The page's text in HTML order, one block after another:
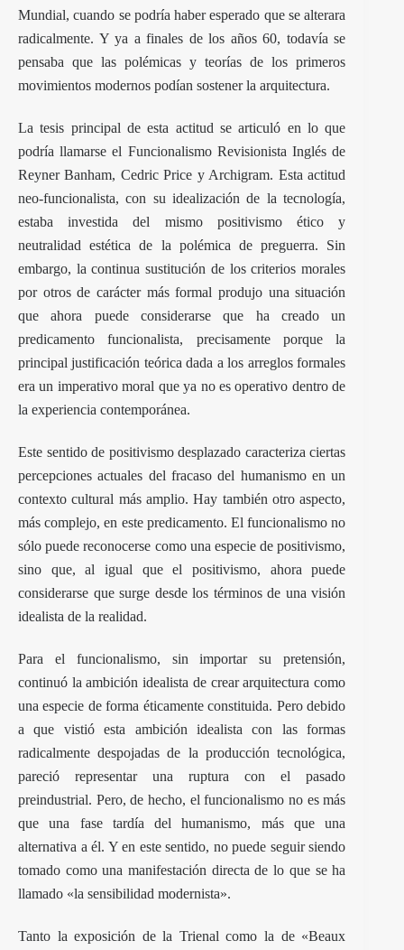
Mundial, cuando se podría haber esperado que se alterara
radicalmente. Y ya a finales de los años 60, todavía se
pensaba que las polémicas y teorías de los primeros
movimientos modernos podían sostener la arquitectura.
La tesis principal de esta actitud se articuló en lo que
podría llamarse el Funcionalismo Revisionista Inglés de
Reyner Banham, Cedric Price y Archigram. Esta actitud
neo-funcionalista, con su idealización de la tecnología,
estaba investida del mismo positivismo ético y
neutralidad estética de la polémica de preguerra. Sin
embargo, la continua sustitución de los criterios morales
por otros de carácter más formal produjo una situación
que ahora puede considerarse que ha creado un
predicamento funcionalista, precisamente porque la
principal justificación teórica dada a los arreglos formales
era un imperativo moral que ya no es operativo dentro de
la experiencia contemporánea.
Este sentido de positivismo desplazado caracteriza ciertas
percepciones actuales del fracaso del humanismo en un
contexto cultural más amplio. Hay también otro aspecto,
más complejo, en este predicamento. El funcionalismo no
sólo puede reconocerse como una especie de positivismo,
sino que, al igual que el positivismo, ahora puede
considerarse que surge desde los términos de una visión
idealista de la realidad.
Para el funcionalismo, sin importar su pretensión,
continuó la ambición idealista de crear arquitectura como
una especie de forma éticamente constituida. Pero debido
a que vistió esta ambición idealista con las formas
radicalmente despojadas de la producción tecnológica,
pareció representar una ruptura con el pasado
preindustrial. Pero, de hecho, el funcionalismo no es más
que una fase tardía del humanismo, más que una
alternativa a él. Y en este sentido, no puede seguir siendo
tomado como una manifestación directa de lo que se ha
llamado «la sensibilidad modernista».
Tanto la exposición de la Trienal como la de «Beaux